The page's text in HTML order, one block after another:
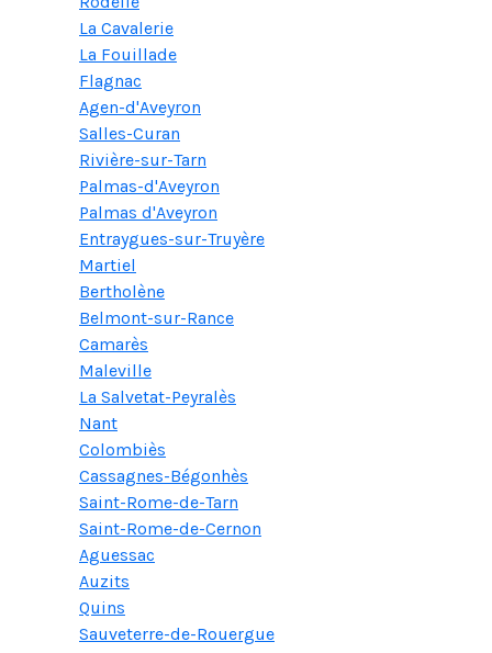
La Cavalerie
La Fouillade
Flagnac
Agen-d'Aveyron
Salles-Curan
Rivière-sur-Tarn
Palmas-d'Aveyron
Palmas d'Aveyron
Entraygues-sur-Truyère
Martiel
Bertholène
Belmont-sur-Rance
Camarès
Maleville
La Salvetat-Peyralès
Nant
Colombiès
Cassagnes-Bégonhès
Saint-Rome-de-Tarn
Saint-Rome-de-Cernon
Aguessac
Auzits
Quins
Sauveterre-de-Rouergue